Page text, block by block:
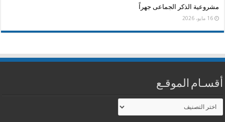
مشروعية الذكر الجماعى جهراً
16 مايو، 2026
أقسـام الموقـع
أقسـام
الموقـع